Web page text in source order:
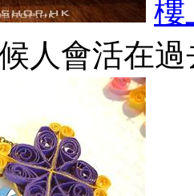
樓
人會活在